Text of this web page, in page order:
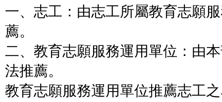
一、志工：由志工所屬教育志願
薦。
二、教育志願服務運用單位：由
法推薦。
教育志願服務運用單位推薦志工